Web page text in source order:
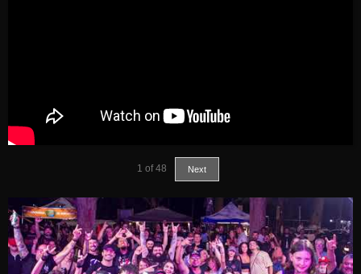
1 of 48 Next